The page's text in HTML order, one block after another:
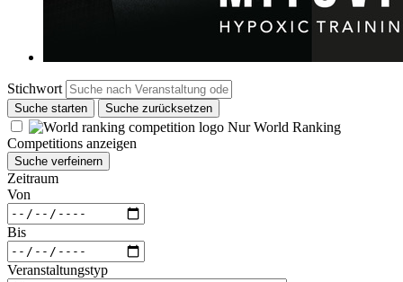
Stichwort
Suche starten Suche zurücksetzen
Nur World Ranking
Competitions anzeigen
Suche verfeinern
Zeitraum
Von
Bis
Veranstaltungstyp